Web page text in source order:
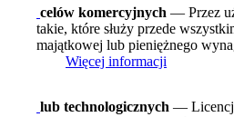
celów komercyjnych — Przez
takie, które służy przede
majątkowej lub pieniężnego
Więcej informacji
lub technologicznych —